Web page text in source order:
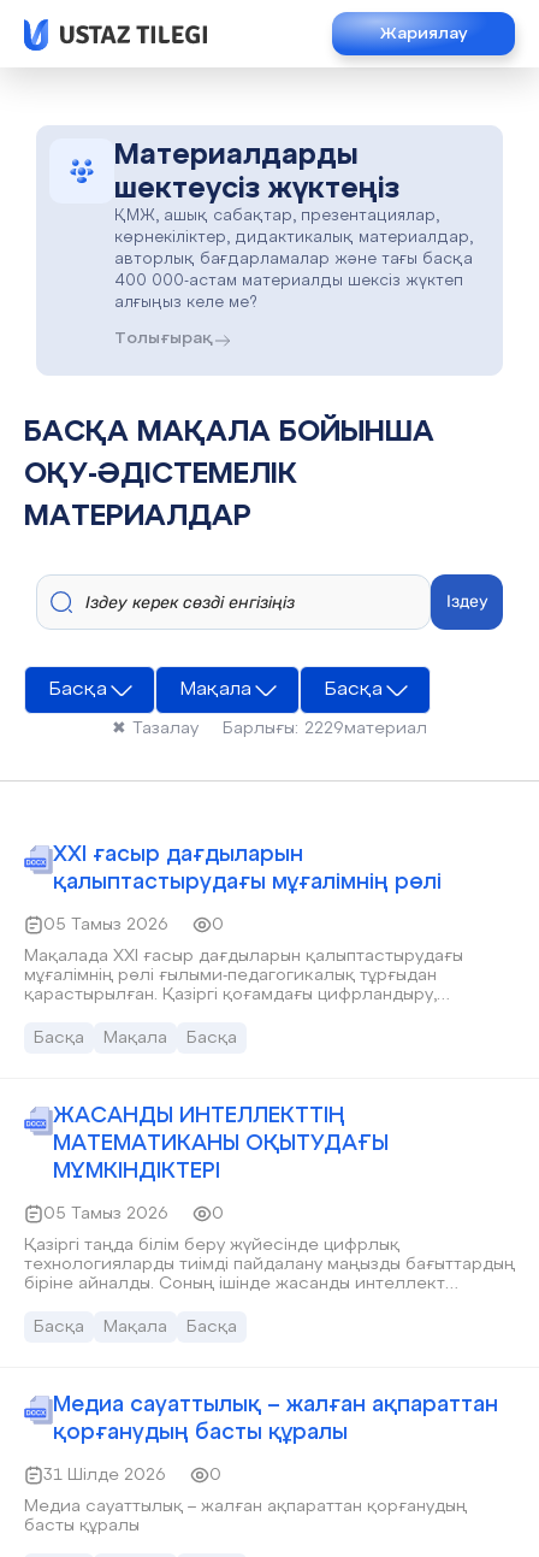
Жариялау
Материалдарды
шектеусіз жүктеңіз
ҚМЖ, ашық сабақтар, презентациялар,
көрнекіліктер, дидактикалық материалдар,
авторлық бағдарламалар және тағы басқа
400 000-астам материалды шексіз жүктеп
алғыңыз келе ме?
Толығырақ
БАСҚА МАҚАЛА БОЙЫНША
ОҚУ-ӘДІСТЕМЕЛІК
МАТЕРИАЛДАР
Іздеу
Басқа Мақала Басқа
✖ Тазалау Барлығы: 2229материал
XXI ғасыр дағдыларын
қалыптастырудағы мұғалімнің рөлі
05 Тамыз 2026
0
Мақалада XXI ғасыр дағдыларын қалыптастырудағы
мұғалімнің рөлі ғылыми-педагогикалық тұрғыдан
қарастырылған. Қазіргі қоғамдағы цифрландыру,
жағдайында мұғалімнің кәсіби құзыреттілігі, цифрлық
даярлығын жетілдірудің өзекті мәселелері
қарастырылып, білім беру сапасын арттыруға
бағытталған ұсыныстар беріледі.
Басқа Мақала Басқа
ЖАСАНДЫ ИНТЕЛЛЕКТТІҢ
МАТЕМАТИКАНЫ ОҚЫТУДАҒЫ
МҮМКІНДІКТЕРІ
05 Тамыз 2026
0
Қазіргі таңда білім беру жүйесінде цифрлық
технологияларды тиімді пайдалану маңызды бағыттардың
біріне айналды. Соның ішінде жасанды интеллект
оқыту сапасын арттыруға және білім алушылардың жеке
оның негізгі мүмкіндіктері, оқыту процесіне тигізетін әсері
және қазіргі уақытта кеңінен қолданылып жүрген
жасанды интеллект құралдарының ерекшеліктері
қолданудың артықшылықтары мен кемшіліктері талданып,
білім беру жүйесіне енгізудің ғылыми-педагогикалық
негіздері сипатталады. Зерттеу барысында ғылыми
әдебиеттерге талдау жасалып, заманауи цифрлық білім
Басқа Мақала Басқа
Медиа сауаттылық – жалған ақпараттан
қорғанудың басты құралы
31 Шілде 2026
0
Медиа сауаттылық – жалған ақпараттан қорғанудың
басты құралы